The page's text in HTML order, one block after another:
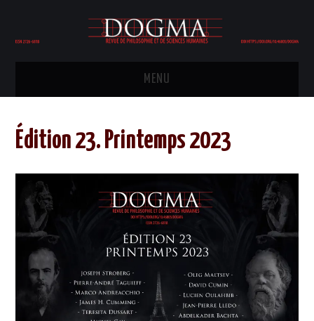
MENU
COMITÉ ÉDITORIAL
ÉDITION
PHILOSOPHIE
POLITIQUE
HISTOIRE
Édition 23. Printemps 2023